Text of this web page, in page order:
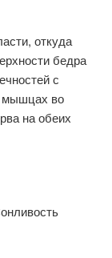
откуда
бедра
с
мышцах во
на обеих